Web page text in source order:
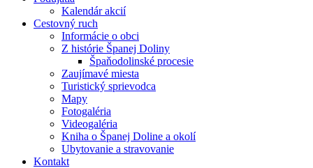
Kalendár akcií
Cestovný ruch
Informácie o obci
Z histórie Španej Doliny
Špaňodolinské procesie
Zaujímavé miesta
Turistický sprievodca
Mapy
Fotogaléria
Videogaléria
Kniha o Španej Doline a okolí
Ubytovanie a stravovanie
Kontakt